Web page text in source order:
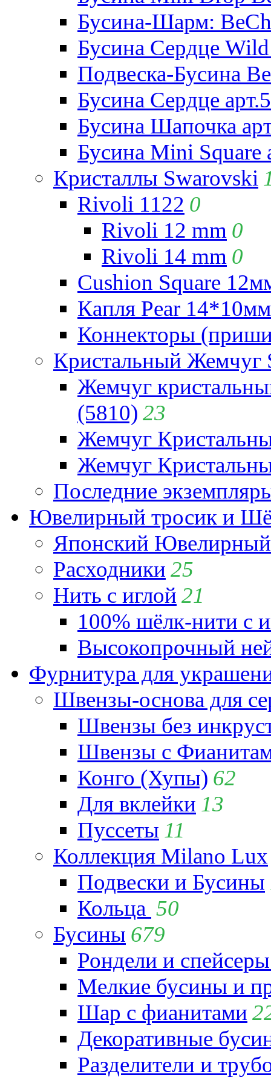
Бусина-Шарм:
Бусина Сердце
Подвеска-Бусина
Бусина Сердце
Бусина Шапочка
Бусина Mini Square
Кристаллы Swarovski
Rivoli 1122 0
Rivoli 12 mm 0
Rivoli 14 mm 0
Cushion Square
Капля Pear
Коннекторы
Кристальный Жемчуг
Жемчуг
(5810) 23
Жемчуг
Жемчуг
Последние
Ювелирный тросик и
Японский
Расходники 25
Нить с иглой 21
100% шёлк-нити с
Высокопрочный
Фурнитура для
Швензы-основа для
Швензы без
Швензы с
Конго (Хупы) 62
Для вклейки 13
Пуссеты 11
Коллекция Milano Lux
Подвески и Бусины
Кольца 50
Бусины 679
Рондели и
Мелкие бусины и
Шар с фианитами
Декоративные
Разделители и